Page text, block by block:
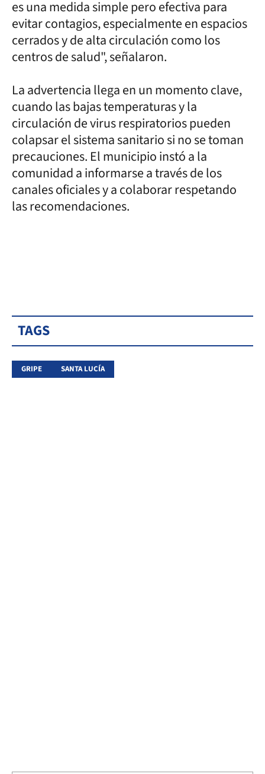
es una medida simple pero efectiva para
evitar contagios, especialmente en espacios
cerrados y de alta circulación como los
centros de salud", señalaron.
La advertencia llega en un momento clave,
cuando las bajas temperaturas y la
circulación de virus respiratorios pueden
colapsar el sistema sanitario si no se toman
precauciones. El municipio instó a la
comunidad a informarse a través de los
canales oficiales y a colaborar respetando
las recomendaciones.
TAGS
GRIPE SANTA LUCÍA